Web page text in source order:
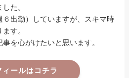
た。
出勤）していますが、スキマ時
す。
を心がけたいと思います。
ィールはコチラ